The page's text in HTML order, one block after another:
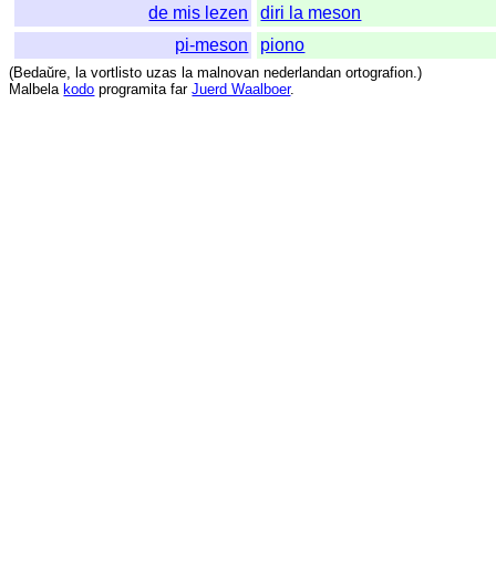
de mis lezen
diri la meson
pi-meson
piono
(Bedaŭre, la vortlisto uzas la malnovan nederlandan ortografion.)
Malbela kodo programita far Juerd Waalboer.